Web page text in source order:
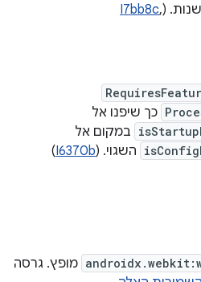
(
I7bb8c,
כך שיפנו אל
במקום אל
השגוי. (I6370b
)
מופץ. גרסה